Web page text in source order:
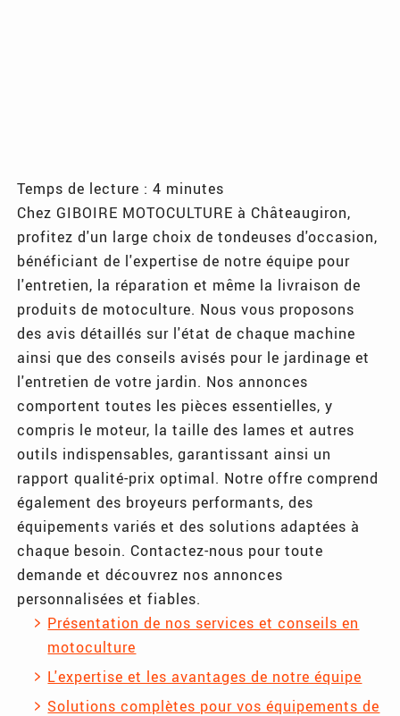
Temps de lecture : 4 minutes
Chez GIBOIRE MOTOCULTURE à Châteaugiron,
profitez d'un large choix de tondeuses d'occasion,
bénéficiant de l'expertise de notre équipe pour
l'entretien, la réparation et même la livraison de
produits de motoculture. Nous vous proposons
des avis détaillés sur l'état de chaque machine
ainsi que des conseils avisés pour le jardinage et
l'entretien de votre jardin. Nos annonces
comportent toutes les pièces essentielles, y
compris le moteur, la taille des lames et autres
outils indispensables, garantissant ainsi un
rapport qualité-prix optimal. Notre offre comprend
également des broyeurs performants, des
équipements variés et des solutions adaptées à
chaque besoin. Contactez-nous pour toute
demande et découvrez nos annonces
personnalisées et fiables.
Présentation de nos services et conseils en
motoculture
L'expertise et les avantages de notre équipe
Solutions complètes pour vos équipements de